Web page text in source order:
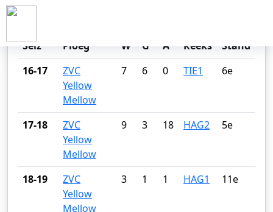
Seiz Ploeg W G A Reeks
Stand
16-17
ZVC
Yellow
Mellow
7 6 0 TIE1 6e
17-18
ZVC
Yellow
Mellow
9 3 18 HAG2 5e
18-19
ZVC
Yellow
Mellow
3 1 1 HAG1 11e